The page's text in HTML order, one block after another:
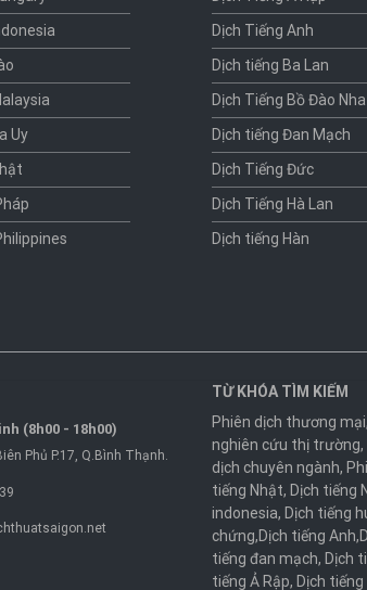
Uy
Dịch Tiếng Anh
Dịch tiếng Ba Lan
Dịch Tiếng Bồ Đào Nha
Dịch tiếng Đan Mạch
Dịch Tiếng Đức
Dịch Tiếng Hà Lan
Dịch tiếng Hàn
(8h00 - 18h00)
Phủ P.17, Q.Bình Thạnh.
TỪ KHÓA TÌM KIẾM
Phiên dịch thương mại,
nghiên cứu thị trường,
dịch chuyên ngành,
tiếng Nhật, Dịch tiếng
indonesia, Dịch tiếng
chứng,Dịch tiếng Anh,
tiếng đan mạch, Dịch
tiếng Ả Rập, Dịch tiếng